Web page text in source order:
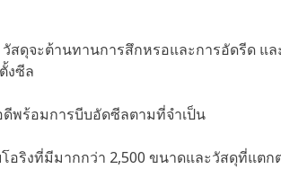
สดุจะต้านทานการสึกหรอและการอัดรีด แ
งซีล
พร้อมการบีบอัดซีลตามที่จำเป็น
อริงที่มีมากกว่า 2,500 ขนาดและวัสดุที่แตก